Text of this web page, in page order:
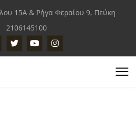
15Α & Ρήγα Φεραίου 9, Πεύκη
2106145100